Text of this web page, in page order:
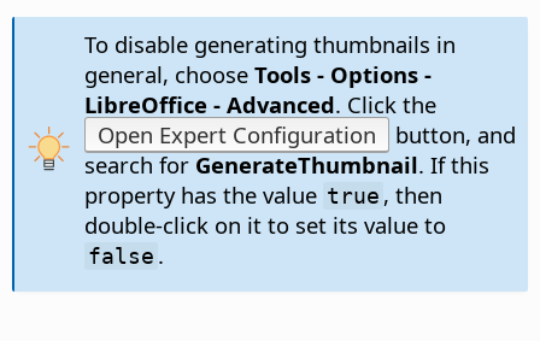
To disable generating thumbnails in
general, choose Tools - Options-
LibreOffice - Advanced. Click the
Open Expert Configuration
button, and
search for GenerateThumbnail. If this
property has the value true , then
double-click on it to set its value to
false .